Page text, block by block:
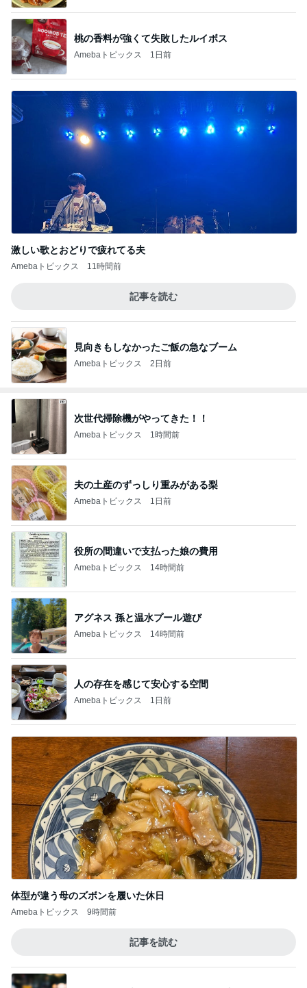
桃の香料が強くて失敗したルイボス
Amebaトピックス 1日前
激しい歌とおどりで疲れてる夫
Amebaトピックス 11時間前
記事を読む
見向きもしなかったご飯の急なブーム
Amebaトピックス 2日前
次世代掃除機がやってきた！！
Amebaトピックス 1時間前
夫の土産のずっしり重みがある梨
Amebaトピックス 1日前
役所の間違いで支払った娘の費用
Amebaトピックス 14時間前
アグネス 孫と温水プール遊び
Amebaトピックス 14時間前
人の存在を感じて安心する空間
Amebaトピックス 1日前
体型が違う母のズボンを履いた休日
Amebaトピックス 9時間前
記事を読む